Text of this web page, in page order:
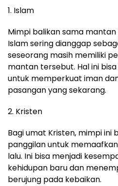
1. Islam
Mimpi balikan sama
Islam sering dianggap
seseorang masih memiliki
mantan tersebut. Hal ini
untuk memperkuat iman
pasangan yang sekarang.
2. Kristen
Bagi umat Kristen, mimpi ini
panggilan untuk
lalu. Ini bisa menjadi
kehidupan baru dan
berujung pada kebaikan.